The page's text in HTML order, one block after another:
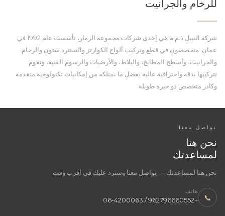
للرخام والجرانيت
شركة النبيل ذ.م.م هي إحدى شركات مجموعة الزمار، تأسست عام 1992 في
عمان. متخصصون في قطع وتركيب ألواح الكوارتز والسنترد ستون والرخام
والجرانيت، وأسطح المطابخ، والبلاط، والأرضيات والرسوم الفنية، ونقوم
بتركيبها بدقة واحترافية عالية بفضل ما نمتلكه من إمكانيات تكنولوجية متقدمة
وكادر متخصص ذو خبرة طويلة.
تواصل معنا
نحن هنا
لمساعدتك
نحن هنا لمساعدتك — تواصل معنا وسنرد عليك في أقرب وقت
📞
هاتف
+962796660552 / 06-4200063